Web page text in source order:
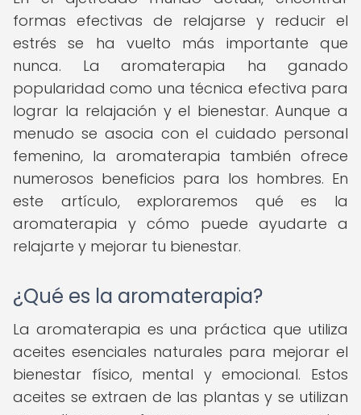
formas efectivas de relajarse y reducir el
estrés se ha vuelto más importante que
nunca. La aromaterapia ha ganado
popularidad como una técnica efectiva para
lograr la relajación y el bienestar. Aunque a
menudo se asocia con el cuidado personal
femenino, la aromaterapia también ofrece
numerosos beneficios para los hombres. En
este artículo, exploraremos qué es la
aromaterapia y cómo puede ayudarte a
relajarte y mejorar tu bienestar.
¿Qué es la aromaterapia?
La aromaterapia es una práctica que utiliza
aceites esenciales naturales para mejorar el
bienestar físico, mental y emocional. Estos
aceites se extraen de las plantas y se utilizan